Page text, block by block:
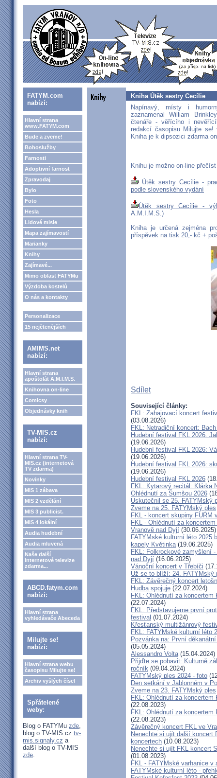
FATYM.com
nabízí:
Hlavní strana
www.FATYM.com
Bude a zveme!
Bohoslužby
Farnosti
Adoptivní farnost
Zpravodaj
Bylo
Foto
Hesla
Lidové misie
Mapa zajímavostí
Marianky
Knihy
Zajímavé...
Mimo oblast FATYMu
Výzdoba kostelů
O nás a kontakty
Personalizace
15 nejčtenějších
AMIMS.net
nabízí:
Hlavní strana
apoštolát A.M.I.M.S.
Knihovna on-line
Comicsy
Objednávky knih
TV-MIS.cz
nabízí:
Hlavní strana TV-
MIS.cz (internetová
TV zdarma)
Novinky
MIS 1 zábava
MIS 2 vzdělání
MIS 3 publicist.
MIS 4 lokální
Audia hudební
Audia mluvená
Naše další
internetové televize
zdarma...
ABCD.fatym.com
nabízí:
Hlavní strana
vyhledávače Abeceda
Milujte se!
nabízí:
Hlavní strana webu
časopisu Milujte se!
Archiv vyšlých čísel
Spřátelené
weby:
Blog o FATYMu zde,
blog o TV-MIS.cz tv-
mis.signaly.cz a
další blog o TV-MIS
zde.
Kniha Útěk sestry Cecílie
Napínavý, místy i
zaznamenal William
čtenáře - věřícího i
redakcí časopisu Milujte
Kniha je k dipsozici zdarma
Knihu je možno on-line
Útěk sestry Cecílie -
podle slovenského vydání
Útěk sestry Cecílie -
A.M.I.M.S.)
Kniha je určená zejména
příspěvek na tisk 20,- kč +
Sdílet
Související články:
FKL: Zahajovací koncert
(03.08.2026)
FKL: Netradiční koncert:
Hudební festival FKL 2026:
(19.06.2026)
Hudební festival FKL 2026:
(19.06.2026)
Hudební festival FKL 2026:
(19.06.2026)
Hudební festival FKL 2026
FKL: Kytarový recitál: Klárka
Ohlédnutí za Šumšou 2026
Uskutečnil se 25. FATYMský
Zveme na 25. FATYMský ples
FKL - koncert skupiny FURM
FKL - Ohlédnutí za
Vranově nad Dyjí (30.06.2025)
FATYMské kulturní léto 2025
kapely Květinka(19.06.2025)
FKL: Folkrockové zamyšlení
nad Dyjí (16.06.2025)
Vánoční koncert v Třebíči
Už se to blíží: 24. FATYMský
FKL: Závěrečný koncert
Hudba spojuje (22.07.2024)
FKL: Ohlédnutí za
(22.07.2024)
FKL: Představujeme první
festival (01.07.2024)
Křesťanský multižánrový
FKL: FATYMské kulturní léto
Pozvánka na: První
(05.05.2024)
Alessandro Volta(15.04.2024)
Přijďte se pobavit: Kulturně
ročník (09.04.2024)
FATYMský ples 2024 - foto
Den setkání v Jablonném v
Zveme na 23. FATYMský ples
FKL: Ohlédnutí za
(22.08.2023)
FKL: Ohlédnutí za koncertem
(22.08.2023)
Závěrečný koncert FKL ve
Nenechte si ujít další koncert
koncertech (10.08.2023)
Nenechte si ujít FKL koncert
(01.08.2023)
FKL - FATYMské varhanice v
FATYMské kulturní léto -